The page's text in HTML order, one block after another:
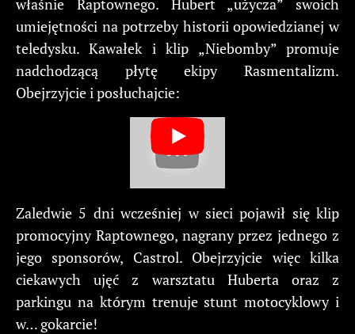
umiejętności na potrzeby historii opowiedzianej w
teledysku. Kawałek i klip „Niebomby” promuje
nadchodzącą płytę ekipy Rasmentalizm.
Obejrzyjcie i posłuchajcie:
Zaledwie 5 dni wcześniej w sieci pojawił się klip
promocyjny Raptownego, nagrany przez jednego z
jego sponsorów, Castrol. Obejrzyjcie więc kilka
ciekawych ujęć z warsztatu Huberta oraz z
parkingu na którym trenuje stunt motocyklowy i
w… gokarcie!